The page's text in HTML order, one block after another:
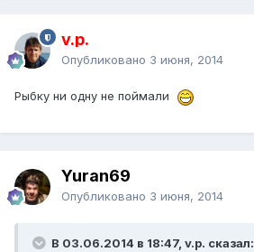
v.p.
Опубликовано 3 июня, 2014
Рыбку ни одну не поймали
Yuran69
Опубликовано 3 июня, 2014
В 03.06.2014 в 18:47, v.p. сказал: